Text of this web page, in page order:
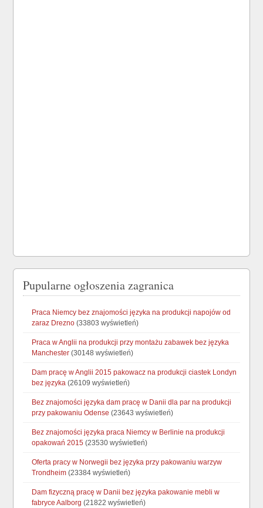
Pupularne ogłoszenia zagranica
Praca Niemcy bez znajomości języka na produkcji napojów od
zaraz Drezno (33803 wyświetleń)
Praca w Anglii na produkcji przy montażu zabawek bez języka
Manchester (30148 wyświetleń)
Dam pracę w Anglii 2015 pakowacz na produkcji ciastek Londyn
bez języka (26109 wyświetleń)
Bez znajomości języka dam pracę w Danii dla par na produkcji
przy pakowaniu Odense (23643 wyświetleń)
Bez znajomości języka praca Niemcy w Berlinie na produkcji
opakowań 2015 (23530 wyświetleń)
Oferta pracy w Norwegii bez języka przy pakowaniu warzyw
Trondheim (23384 wyświetleń)
Dam fizyczną pracę w Danii bez języka pakowanie mebli w
fabryce Aalborg (21822 wyświetleń)